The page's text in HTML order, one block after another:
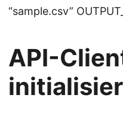
“sample.csv”
API-